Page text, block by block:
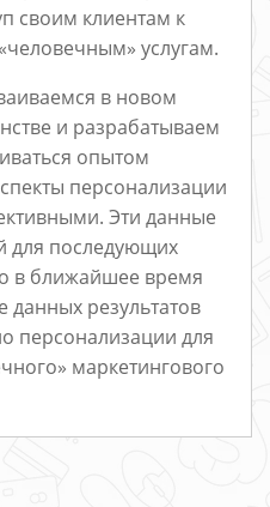
своим клиентам к
услугам.
в новом
и разрабатываем
опытом
персонализации
Эти данные
для последующих
в ближайшее время
результатов
персонализации для
маркетингового